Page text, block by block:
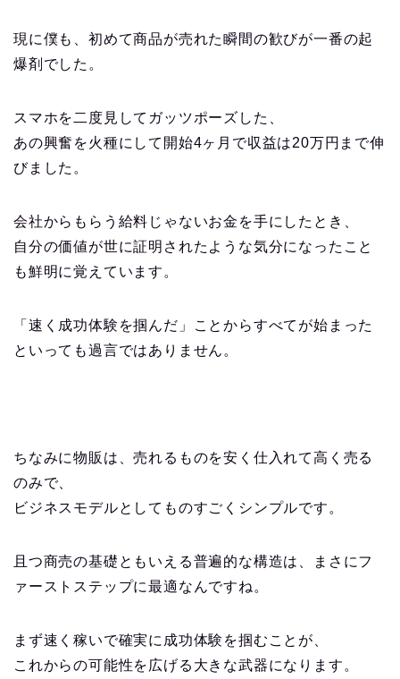
現に僕も、初めて商品が売れた瞬間の歓びが一番の起
爆剤でした。
スマホを二度見してガッツポーズした、
あの興奮を火種にして開始4ヶ月で収益は20万円まで伸
びました。
会社からもらう給料じゃないお金を手にしたとき、
自分の価値が世に証明されたような気分になったこと
も鮮明に覚えています。
「速く成功体験を掴んだ」ことからすべてが始まった
といっても過言ではありません。
ちなみに物販は、売れるものを安く仕入れて高く売る
のみで、
ビジネスモデルとしてものすごくシンプルです。
且つ商売の基礎ともいえる普遍的な構造は、まさにフ
ァーストステップに最適なんですね。
まず速く稼いで確実に成功体験を掴むことが、
これからの可能性を広げる大きな武器になります。